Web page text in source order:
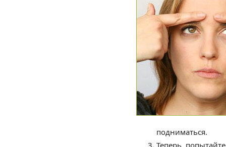
подниматься.
Теперь